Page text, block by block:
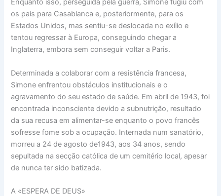
Enquanto isso, perseguida pela guerra, Simone fugiu com
os pais para Casablanca e, posteriormente, para os
Estados Unidos, mas sentiu-se deslocada no exílio e
tentou regressar à Europa, conseguindo chegar a
Inglaterra, embora sem conseguir voltar a Paris.
Determinada a colaborar com a resistência francesa,
Simone enfrentou obstáculos institucionais e o
agravamento do seu estado de saúde. Em abril de 1943, foi
encontrada inconsciente devido a subnutrição, resultado
da sua recusa em alimentar-se enquanto o povo francês
sofresse fome sob a ocupação. Internada num sanatório,
morreu a 24 de agosto de1943, aos 34 anos, sendo
sepultada na secção católica de um cemitério local, apesar
de nunca ter sido batizada.
A «ESPERA DE DEUS»